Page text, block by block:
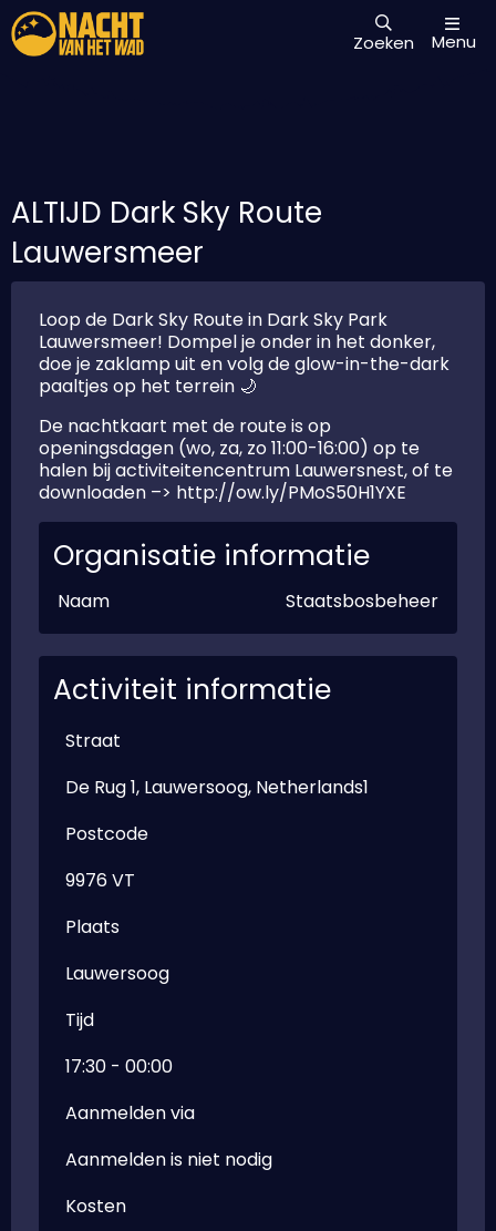
Zoeken Menu
ALTIJD Dark Sky Route
Lauwersmeer
Loop de Dark Sky Route in Dark Sky Park
Lauwersmeer! Dompel je onder in het donker,
doe je zaklamp uit en volg de glow-in-the-dark
paaltjes op het terrein 🌙
De nachtkaart met de route is op
openingsdagen (wo, za, zo 11:00-16:00) op te
halen bij activiteitencentrum Lauwersnest, of te
downloaden –> http://ow.ly/PMoS50H1YXE
Organisatie informatie
Naam Staatsbosbeheer
Activiteit informatie
Straat
De Rug 1, Lauwersoog, Netherlands1
Postcode
9976 VT
Plaats
Lauwersoog
Tijd
17:30 - 00:00
Aanmelden via
Aanmelden is niet nodig
Kosten